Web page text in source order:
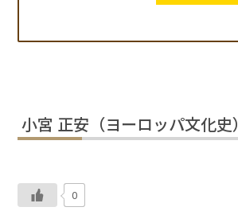
小宮 正安（ヨーロッパ文化史）
0